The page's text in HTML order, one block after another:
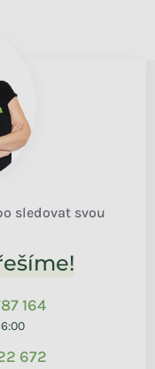
sledovat svou
164
672